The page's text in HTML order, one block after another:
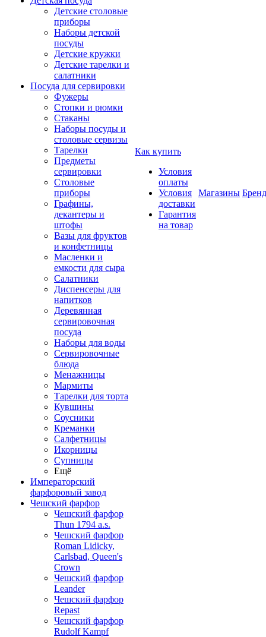
Детские столовые
приборы
Наборы детской
посуды
Детские кружки
Детские тарелки и
салатники
Посуда для сервировки
Фужеры
Стопки и рюмки
Стаканы
Наборы посуды и
столовые сервизы
Тарелки
Предметы
сервировки
Столовые
приборы
Графины,
декантеры и
штофы
Вазы для фруктов
и конфетницы
Масленки и
емкости для сыра
Салатники
Диспенсеры для
напитков
Деревянная
сервировочная
посуда
Наборы для воды
Сервировочные
блюда
Менажницы
Мармиты
Тарелки для торта
Кувшины
Соусники
Креманки
Салфетницы
Икорницы
Супницы
Ещё
Императорский
фарфоровый завод
Чешский фарфор
Чешский фарфор
Thun 1794 a.s.
Чешский фарфор
Roman Lidicky,
Carlsbad, Queen's
Crown
Чешский фарфор
Leander
Чешский фарфор
Repast
Чешский фарфор
Rudolf Kampf
Как купить
Условия
оплаты
Условия
доставки
Гарантия
на товар
Магазины